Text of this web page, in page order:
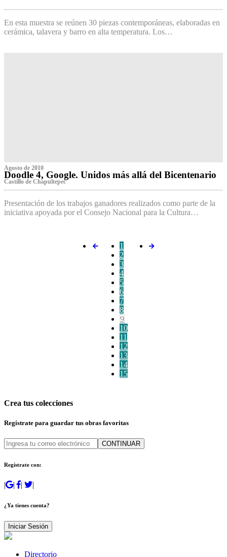
En esta muestra se reúnen 30 piezas contemporáneas, elaboradas en
cerámica, talavera y barro en alta temperatura. Los…
Agosto de 2010
Doodle 4, Google. Unidos más allá del Bicentenario
Castillo de Chapultepec
Presentación de los trabajos ganadores realizados como parte de la
iniciativa apoyada por el Consejo Nacional para la Cultura…
1
2
3
4
5
6
7
8
9
10
11
12
13
14
15
Crea tus colecciones
Regístrate para guardar tus obras favoritas
CONTINUAR
Regístrate con:
| | | |
¿Ya tienes cuenta?
Iniciar Sesión
Directorio